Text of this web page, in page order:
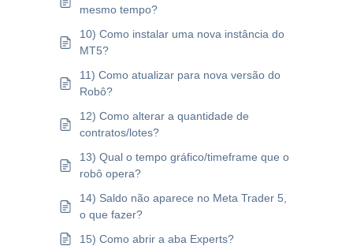
mesmo tempo?
10) Como instalar uma nova instância do
MT5?
11) Como atualizar para nova versão do
Robô?
12) Como alterar a quantidade de
contratos/lotes?
13) Qual o tempo gráfico/timeframe que o
robô opera?
14) Saldo não aparece no Meta Trader 5,
o que fazer?
15) Como abrir a aba Experts?